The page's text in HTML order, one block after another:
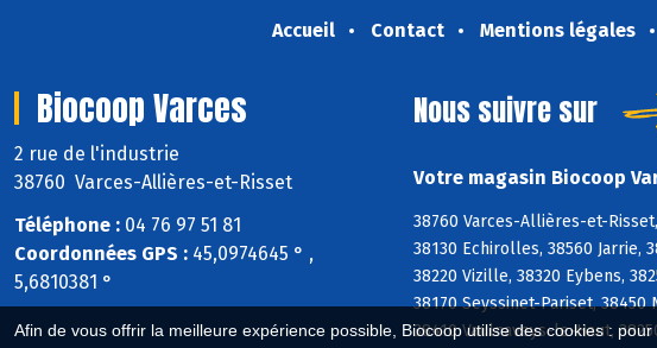
Afin de vous offrir la meilleure expérience possible, Biocoop utilise des cookies :
Accueil Contact Mentions légales
Biocoop Varces
2 rue de l'industrie
38760 Varces-Allières-et-Risset
Téléphone : 04 76 97 51 81
Coordonnées GPS : 45,0974645 ° ,
5,6810381 °
Nous suivre sur
Votre magasin Biocoop
38760 Varces-Allières-et-
38130 Echirolles, 38560 Jarrie,
38220 Vizille, 38320 Eybens,
38170 Seyssinet-Pariset,
38410 Vaulnaveys-le-Haut,